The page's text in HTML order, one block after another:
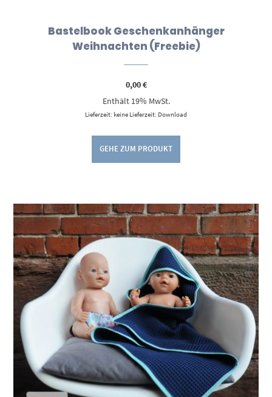
Bastelbook Geschenkanhänger
Weihnachten (Freebie)
0,00€
Enthält 19% MwSt.
Lieferzeit: keine Lieferzeit: Download
GEHE ZUM PRODUKT